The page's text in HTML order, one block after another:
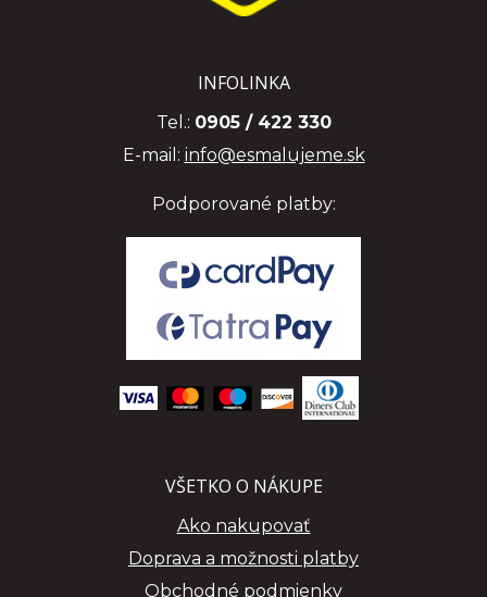
INFOLINKA
Tel.: 0905 / 422 330
E-mail: info@esmalujeme.sk
Podporované platby:
VŠETKO O NÁKUPE
Ako nakupovať
Doprava a možnosti platby
Obchodné podmienky